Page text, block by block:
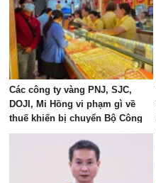
Các công ty vàng PNJ, SJC,
DOJI, Mi Hồng vi phạm gì về
thuế khiến bị chuyển Bộ Công
an xem xét?